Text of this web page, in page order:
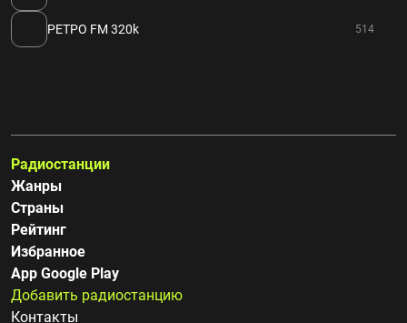
РЕТРО FM 320k 514
Радиостанции
Жанры
Страны
Рейтинг
Избранное
App Google Play
Добавить радиостанцию
Контакты